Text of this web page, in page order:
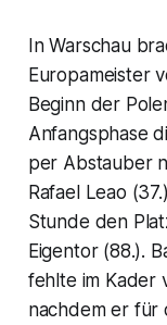
In Warschau
Europameister
Beginn der
Anfangsphase
per Abstauber
Rafael Leao
Stunde den
Eigentor (88.).
fehlte im Kader
nachdem er für